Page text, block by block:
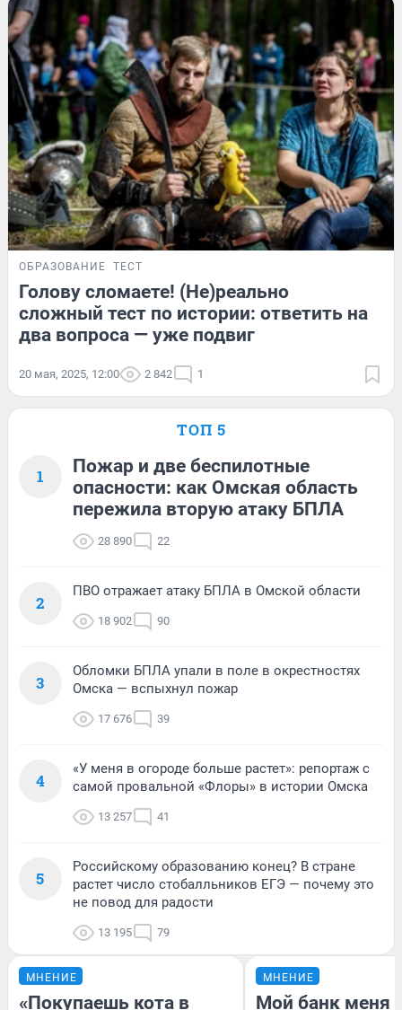
ОБРАЗОВАНИЕ ТЕСТ
Голову сломаете! (Не)реально
сложный тест по истории: ответить на
два вопроса — уже подвиг
20 мая, 2025, 12:00 2 842 1
ТОП 5
1
Пожар и две беспилотные
опасности: как Омская область
пережила вторую атаку БПЛА
28 890 22
2
ПВО отражает атаку БПЛА в Омской области
18 902 90
3
Обломки БПЛА упали в поле в окрестностях
Омска — вспыхнул пожар
17 676 39
4
«У меня в огороде больше растет»: репортаж с
самой провальной «Флоры» в истории Омска
13 257 41
5
Российскому образованию конец? В стране
растет число стобалльников ЕГЭ — почему это
не повод для радости
13 195 79
МНЕНИЕ
«Покупаешь кота в
МНЕНИЕ
Мой банк меня